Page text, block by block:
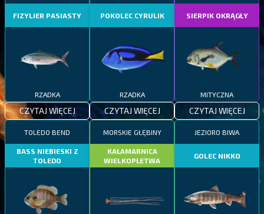
FIZYLIER PASIASTY
RZADKA
CZYTAJ WIĘCEJ
POKOLEC CYRULIK
RZADKA
CZYTAJ WIĘCEJ
SIERPIK OKRĄGŁY
MITYCZNA
CZYTAJ WIĘCEJ
TOLEDO BEND
BASS NIEBIESKI Z
TOLEDO
MORSKIE GŁĘBINY
KAŁAMARNICA
WIELKOPŁETWA
JEZIORO BIWA
GOLEC NIKKO